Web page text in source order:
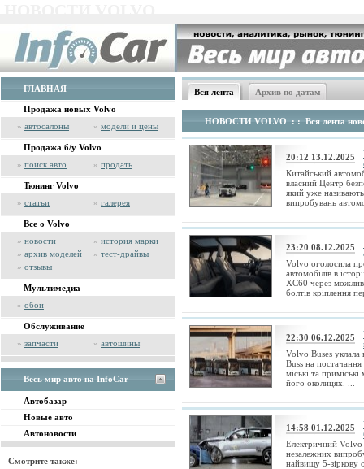
ГЛАВНАЯ
Продажа новых Volvo
» автосалоны » модели и цены
Продажа б/у Volvo
» поиск авто » продать
Тюнинг Volvo
» статьи » галерея
Все о Volvo
» новости » история марки
» архив моделей » тест-драйвы
» отзывы
Мультимедиа
» обои
Обслуживание
» запчасти » автошины
Весь мир авто на InfoCar
Автобазар
Новые авто
Автоновости
Смотрите также:
Вся лента Архив по датам
НОВОСТИ VOLVO : : Вся лента
20:12 13.12.2025
Китайський
власний Центр
який уже
випробувань
23:20 08.12.2025
Volvo оголосила
автомобілів в
XC60 через
болтів кріплення
22:30 06.12.2025
Volvo Buses уклала
Buss на постачання
міські та
його околицях. ...
14:58 01.12.2025
Електричний
незалежних
найвищу 5-зіркову